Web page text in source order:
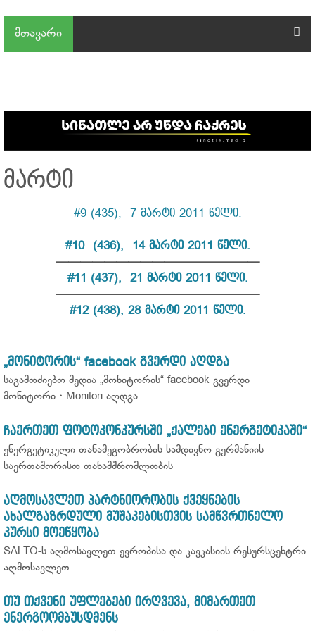
მთავარი
მარტი
#9 (435), 7 მარტი 2011 წელი.
—————————————————
#10 (436), 14 მარტი 2011 წელი.
—————————————————
#11 (437), 21 მარტი 2011 წელი.
—————————————————
#12 (438), 28 მარტი 2011 წელი.
„მონიტორის“ facebook გვერდი აღდგა
საგამოძიებო მედია „მონიტორის“ facebook გვერდი
მონიტორი・Monitori აღდგა.
ჩაერთეთ ფოტოკონკურსში „ქალები ენერგეტიკაში“
ენერგეტიკული თანამეგობრობის სამდივნო გერმანიის
საერთაშორისო თანამშრომლობის
აღმოსავლეთ პარტნიორობის ქვეყნების
ახალგაზრდული მუშაკებისთვის სამწვრთნელო
კურსი მოეწყობა
SALTO-ს აღმოსავლეთ ევროპისა და კავკასიის რესურსცენტრი
აღმოსავლეთ
თუ თქვენი უფლებები ირღვევა, მიმართეთ
ენერგოომბუსდმენს